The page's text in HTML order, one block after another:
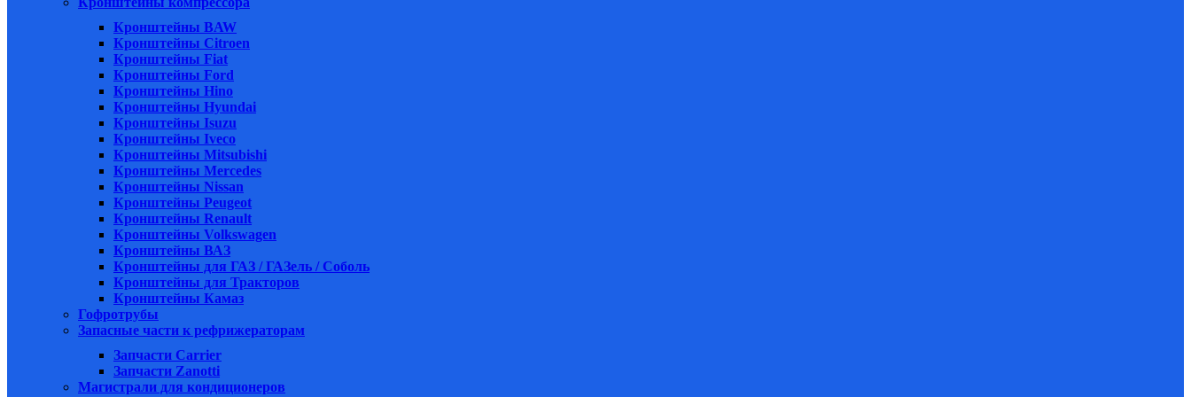
Кронштейны BAW
Кронштейны Citroen
Кронштейны Fiat
Кронштейны Ford
Кронштейны Hino
Кронштейны Hyundai
Кронштейны Isuzu
Кронштейны Iveco
Кронштейны Mitsubishi
Кронштейны Mеrcedes
Кронштейны Nissan
Кронштейны Peugeot
Кронштейны Renault
Кронштейны Volkswagen
Кронштейны ВАЗ
Кронштейны для ГАЗ / ГАЗель / Соболь
Кронштейны для Тракторов
Кронштейны Камаз
Гофротрубы
Запасные части к рефрижераторам
Запчасти Carrier
Запчасти Zanotti
Магистрали для кондиционеров